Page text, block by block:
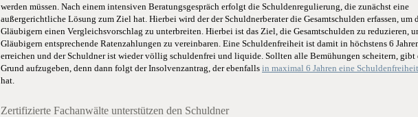
werden müssen. Nach einem intensiven Beratungsgespräch erfolgt die Schuldenregulierung, die zunächst eine
außergerichtliche Lösung zum Ziel hat. Hierbei wird der der Schuldnerberater die Gesamtschulden erfassen, um
Gläubigern einen Vergleichsvorschlag zu unterbreiten. Hierbei ist das Ziel, die Gesamtschulden zu reduzieren,
Gläubigern entsprechende Ratenzahlungen zu vereinbaren. Eine Schuldenfreiheit ist damit in höchstens 6
erreichen und der Schuldner ist wieder völlig schuldenfrei und liquide. Sollten alle Bemühungen scheitern, gibt
Grund aufzugeben, denn dann folgt der Insolvenzantrag, der ebenfalls in maximal 6 Jahren eine Schuldenfreiheit
hat.
Zertifizierte Fachanwälte unterstützen den Schuldner